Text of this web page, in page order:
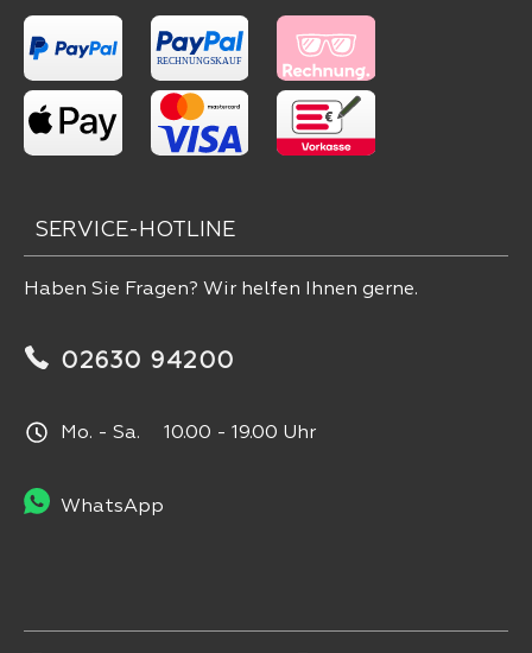
SERVICE-HOTLINE
Haben Sie Fragen? Wir helfen Ihnen gerne.
02630 94200
Mo. - Sa. 10.00 - 19.00 Uhr
WhatsApp